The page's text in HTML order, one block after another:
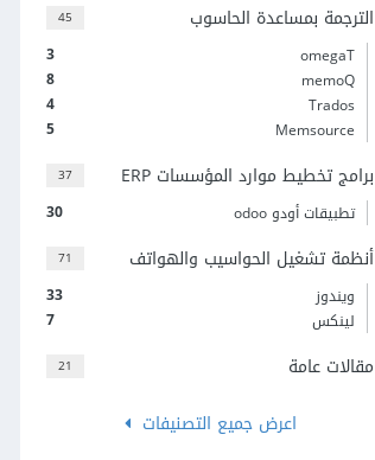
45 الترجمة بمساعدة الحاسوب
3
omegaT
8
memoQ
4
Trados
5
Memsource
37 برامج تخطيط موارد المؤسسات ERP
30 تطبيقات أودو odoo
71 أنظمة تشغيل الحواسيب والهواتف
33
ويندوز
7
لينكس
21
مقالات عامة
اعرض جميع التصنيفات